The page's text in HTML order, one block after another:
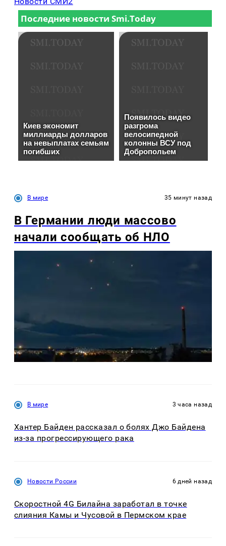
В мире 35 минут назад
В Германии люди массово
начали сообщать об НЛО
В мире 3 часа назад
Хантер Байден рассказал о болях Джо Байдена
из-за прогрессирующего рака
Новости России 6 дней назад
Скоростной 4G Билайна заработал в точке
слияния Камы и Чусовой в Пермском крае